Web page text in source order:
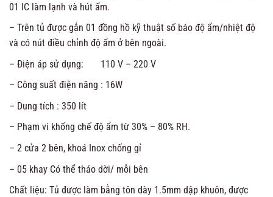
01 IC làm lạnh và hút ẩm.
– Trên tủ được gắn 01 đồng hồ kỹ thuật số báo độ ẩm/nhiệt độ
và có nút điều chỉnh độ ẩm ở bên ngoài.
– Điện áp sử dụng: 110 V – 220 V
– Công suất điện năng : 16W
– Dung tích : 350 lít
– Phạm vi khống chế độ ẩm từ 30% – 80% RH.
– 2 cửa 2 bên, khoá Inox chống gỉ
– 05 khay Có thể tháo dời/ mỗi bên
Chất liệu: Tủ được làm bằng tôn dày 1.5mm dập khuôn, được